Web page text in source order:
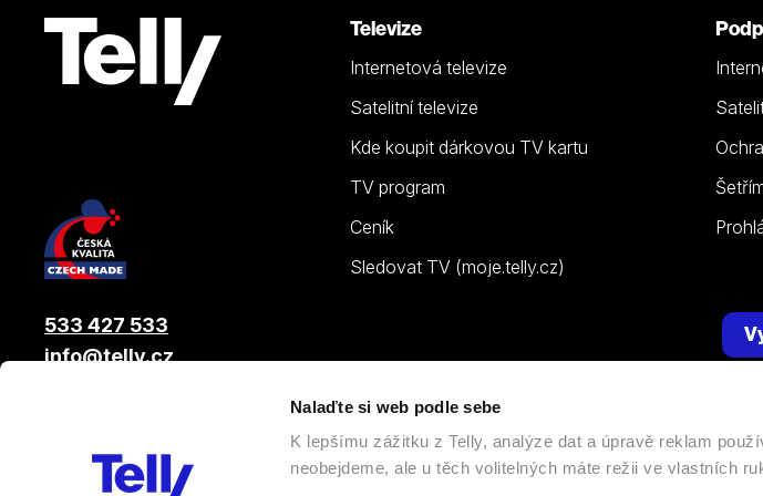
Nalaďte si web podle sebe
K lepšímu zážitku z Telly, analýze dat a úpravě reklam
neobejdeme, ale u těch volitelných máte režii ve vlastních
Televize
Internetová televize
Satelitní televize
Kde koupit dárkovou TV kartu
TV program
Ceník
Sledovat TV (moje.telly.cz)
533 427 533
info@telly.cz
, člen skupiny LAMA ENERGY GROUP | Všechna práva vyhrazena. |